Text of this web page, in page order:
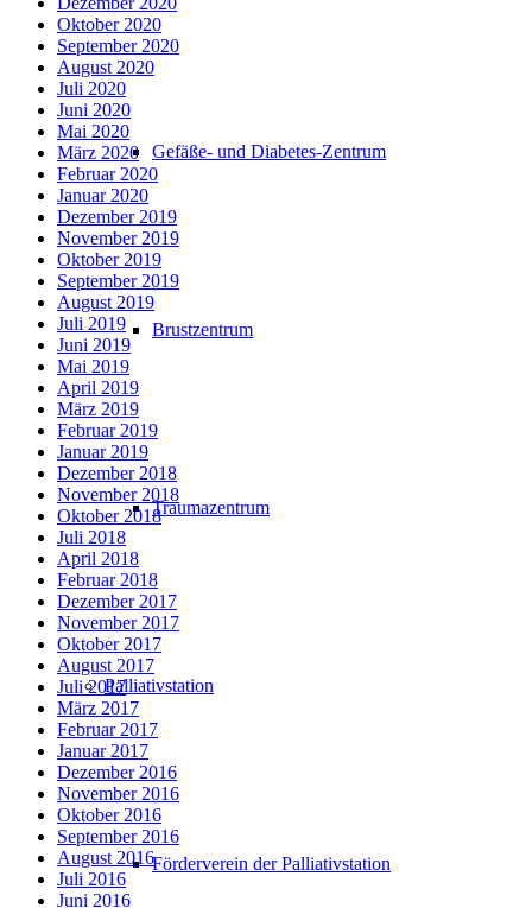
Gefäße- und Diabetes-Zentrum
Brustzentrum
Traumazentrum
Palliativstation
Förderverein der Palliativstation
Oktober 2020
September 2020
August 2020
Juli 2020
Juni 2020
Mai 2020
März 2020
Februar 2020
Januar 2020
Dezember 2019
November 2019
Oktober 2019
September 2019
August 2019
Juli 2019
Juni 2019
Mai 2019
April 2019
März 2019
Februar 2019
Januar 2019
Dezember 2018
November 2018
Oktober 2018
Juli 2018
April 2018
Februar 2018
Dezember 2017
November 2017
Oktober 2017
August 2017
Juli 2017
März 2017
Februar 2017
Januar 2017
Dezember 2016
November 2016
Oktober 2016
September 2016
August 2016
Juli 2016
Juni 2016